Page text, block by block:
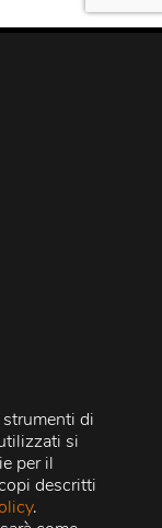
di
si
per il
descritti
.